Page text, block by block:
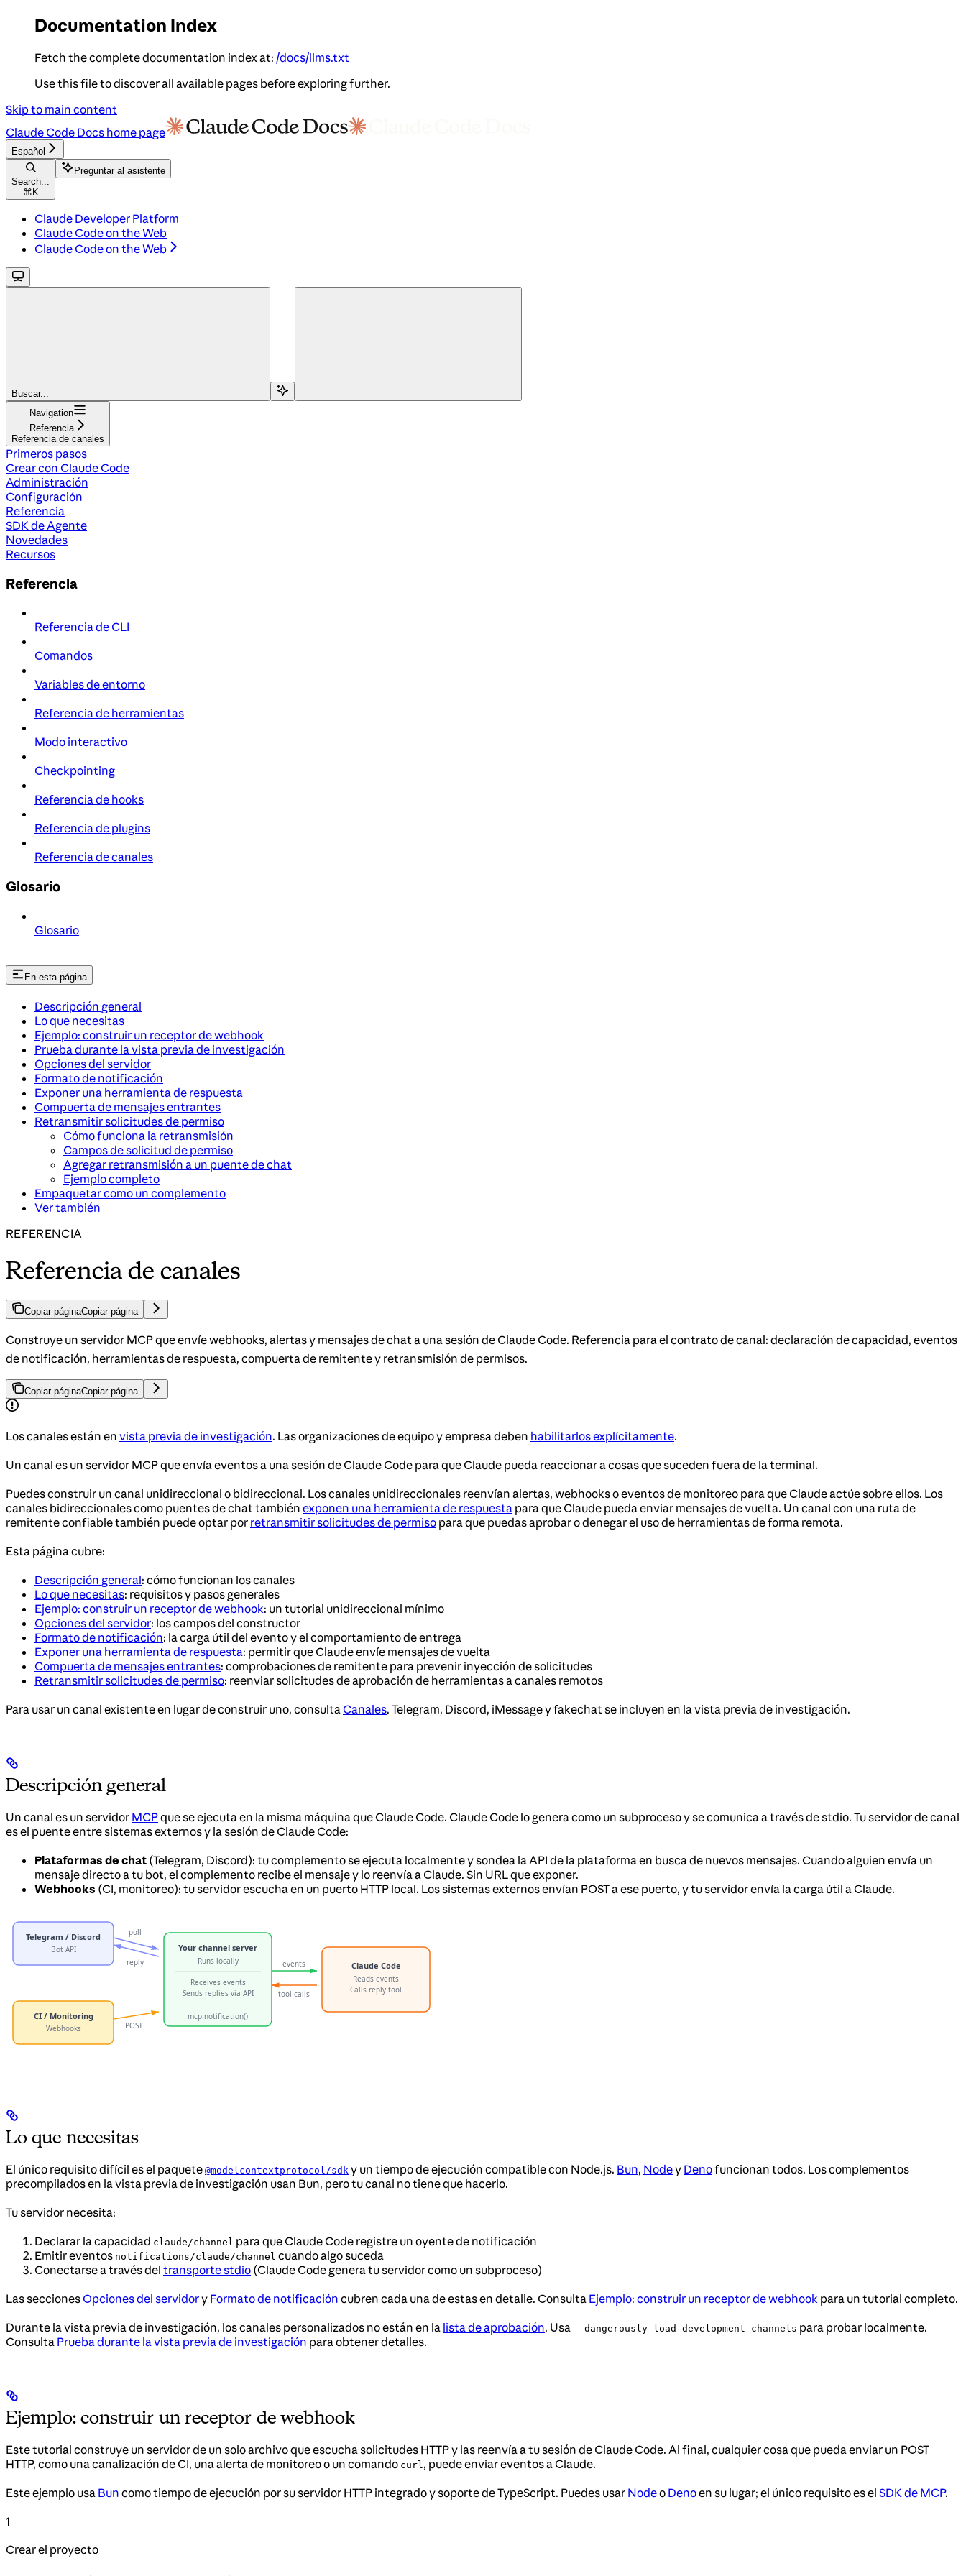
Documentation Index
Fetch the complete documentation index at: /docs/llms.txt
Use this file to discover all available pages before exploring further.
Skip to main content
Claude Code Docs home page
Español
Search...
⌘ K
Preguntar al asistente
Claude Developer Platform
Claude Code on the Web
Claude Code on the Web
Buscar...
Navigation
Referencia
Referencia de canales
Primeros pasos
Crear con Claude Code
Administración
Configuración
Referencia
SDK de Agente
Novedades
Recursos
Referencia
Referencia de CLI
Comandos
Variables de entorno
Referencia de herramientas
Modo interactivo
Checkpointing
Referencia de hooks
Referencia de plugins
Referencia de canales
Glosario
Glosario
En esta página
Descripción general
Lo que necesitas
Ejemplo: construir un receptor de webhook
Prueba durante la vista previa de investigación
Opciones del servidor
Formato de notificación
Exponer una herramienta de respuesta
Compuerta de mensajes entrantes
Retransmitir solicitudes de permiso
Cómo funciona la retransmisión
Campos de solicitud de permiso
Agregar retransmisión a un puente de chat
Ejemplo completo
Empaquetar como un complemento
Ver también
REFERENCIA
Referencia de canales
Copiar páginaCopiar página
Construye un servidor MCP que envíe webhooks, alertas y mensajes de chat a una sesión de Claude Code. Referencia para el contrato de canal: declaración de capacidad, eventos
de notificación, herramientas de respuesta, compuerta de remitente y retransmisión de permisos.
Copiar páginaCopiar página
Los canales están en vista previa de investigación. Las organizaciones de equipo y empresa deben habilitarlos explícitamente.
Un canal es un servidor MCP que envía eventos a una sesión de Claude Code para que Claude pueda reaccionar a cosas que suceden fuera de la terminal.
Puedes construir un canal unidireccional o bidireccional. Los canales unidireccionales reenvían alertas, webhooks o eventos de monitoreo para que Claude actúe sobre ellos. Los
canales bidireccionales como puentes de chat también exponen una herramienta de respuesta para que Claude pueda enviar mensajes de vuelta. Un canal con una ruta de
remitente confiable también puede optar por retransmitir solicitudes de permiso para que puedas aprobar o denegar el uso de herramientas de forma remota.
Esta página cubre:
Descripción general: cómo funcionan los canales
Lo que necesitas: requisitos y pasos generales
Ejemplo: construir un receptor de webhook: un tutorial unidireccional mínimo
Opciones del servidor: los campos del constructor
Formato de notificación: la carga útil del evento y el comportamiento de entrega
Exponer una herramienta de respuesta: permitir que Claude envíe mensajes de vuelta
Compuerta de mensajes entrantes: comprobaciones de remitente para prevenir inyección de solicitudes
Retransmitir solicitudes de permiso: reenviar solicitudes de aprobación de herramientas a canales remotos
Para usar un canal existente en lugar de construir uno, consultaCanales. Telegram, Discord, iMessage y fakechat se incluyen en la vista previa de investigación.
Descripción general
Un canal es un servidor MCPque se ejecuta en la misma máquina que Claude Code. Claude Code lo genera como un subproceso y se comunica a través de stdio. Tu servidor de canal
es el puente entre sistemas externos y la sesión de Claude Code:
Plataformas de chat (Telegram, Discord): tu complemento se ejecuta localmente y sondea la API de la plataforma en busca de nuevos mensajes. Cuando alguien envía un
mensaje directo a tu bot, el complemento recibe el mensaje y lo reenvía a Claude. Sin URL que exponer.
Webhooks (CI, monitoreo): tu servidor escucha en un puerto HTTP local. Los sistemas externos envían POST a ese puerto, y tu servidor envía la carga útil a Claude.
Lo que necesitas
El único requisito difícil es el paquete @modelcontextprotocol/sdk y un tiempo de ejecución compatible con Node.js. Bun, Nodey Denofuncionan todos. Los complementos
precompilados en la vista previa de investigación usan Bun, pero tu canal no tiene que hacerlo.
Tu servidor necesita:
Declarar la capacidad claude/channel para que Claude Code registre un oyente de notificación
Emitir eventos notifications/claude/channel cuando algo suceda
Conectarse a través del transporte stdio (Claude Code genera tu servidor como un subproceso)
Las seccionesOpciones del servidory Formato de notificación cubren cada una de estas en detalle. Consulta Ejemplo: construir un receptor de webhook para un tutorial completo.
Durante la vista previa de investigación, los canales personalizados no están en la lista de aprobación. Usa --dangerously-load-development-channels para probar localmente.
Consulta Prueba durante la vista previa de investigación para obtener detalles.
Ejemplo: construir un receptor de webhook
Este tutorial construye un servidor de un solo archivo que escucha solicitudes HTTP y las reenvía a tu sesión de Claude Code. Al final, cualquier cosa que pueda enviar un POST
HTTP, como una canalización de CI, una alerta de monitoreo o un comando curl, puede enviar eventos a Claude.
Este ejemplo usa Bun como tiempo de ejecución por su servidor HTTP integrado y soporte de TypeScript. Puedes usar Nodeo Denoen su lugar; el único requisito es el SDK de MCP.
1
Crear el proyecto